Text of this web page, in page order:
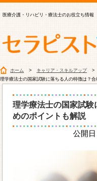
医療介護・リハビリ・療法士のお役立ち情報
ホーム キャリア・スキルアップ
理学療法士の国家試験に落ちる人の特徴は？
理学療法士の国家試
めのポイントも解説
公開